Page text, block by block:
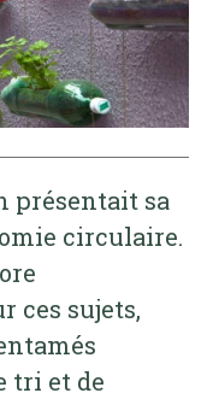
présentait sa
circulaire.
ces sujets,
tri et de